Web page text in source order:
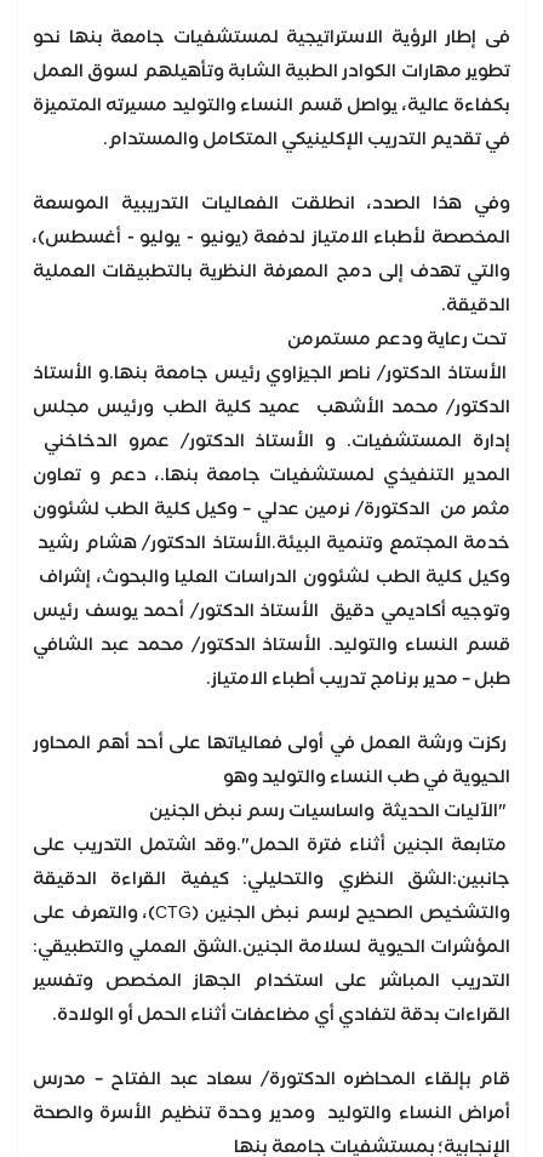
فى إطار الرؤية الاستراتيجية لمستشفيات جامعة بنها نحو
تطوير مهارات الكوادر الطبية الشابة وتأهيلهم لسوق العمل
بكفاءة عالية، يواصل قسم النساء والتوليد مسيرته المتميزة
في تقديم التدريب الإكلينيكي المتكامل والمستدام.
وفي هذا الصدد، انطلقت الفعاليات التدريبية الموسعة
المخصصة لأطباء الامتياز لدفعة (يونيو - يوليو - أغسطس)،
والتي تهدف إلى دمج المعرفة النظرية بالتطبيقات العملية
الدقيقة.
تحت رعاية ودعم مستمرمن
الأستاذ الدكتور/ ناصر الجيزاوي رئيس جامعة بنها.و الأستاذ
الدكتور/ محمد الأشهب عميد كلية الطب ورئيس مجلس
إدارة المستشفيات. و الأستاذ الدكتور/ عمرو الدخاخني
المدير التنفيذي لمستشفيات جامعة بنها.، دعم و تعاون
مثمر من الدكتورة/ نرمين عدلي – وكيل كلية الطب لشئوون
خدمة المجتمع وتنمية البيئة.الأستاذ الدكتور/ هشام رشيد
وكيل كلية الطب لشئوون الدراسات العليا والبحوث، إشراف
وتوجيه أكاديمي دقيق الأستاذ الدكتور/ أحمد يوسف رئيس
قسم النساء والتوليد. الأستاذ الدكتور/ محمد عبد الشافي
طبل – مدير برنامج تدريب أطباء الامتياز.
ركزت ورشة العمل في أولى فعالياتها على أحد أهم المحاور
الحيوية في طب النساء والتوليد وهو
"الآليات الحديثة واساسيات رسم نبض الجنين
متابعة الجنين أثناء فترة الحمل".وقد اشتمل التدريب على
جانبين:الشق النظري والتحليلي: كيفية القراءة الدقيقة
والتشخيص الصحيح لرسم نبض الجنين (CTG)، والتعرف على
المؤشرات الحيوية لسلامة الجنين.الشق العملي والتطبيقي:
التدريب المباشر على استخدام الجهاز المخصص وتفسير
القراءات بدقة لتفادي أي مضاعفات أثناء الحمل أو الولادة.
قام بإلقاء المحاضره الدكتورة/ سعاد عبد الفتاح – مدرس
أمراض النساء والتوليد ومدير وحدة تنظيم الأسرة والصحة
الإنجابية؛ بمستشفيات جامعة بنها